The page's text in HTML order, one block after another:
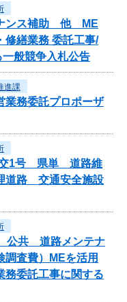
ンス補助 他 ME
修繕業務 委託工事/
般競争入札公告
進課
業務委託プロポーザ
交1号 県単 道路維
道路 交通安全施設
公共 道路メンテナ
調査費）MEを活用
務委託工事に関する